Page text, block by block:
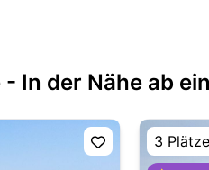
In der Nähe ab
3 Plätze